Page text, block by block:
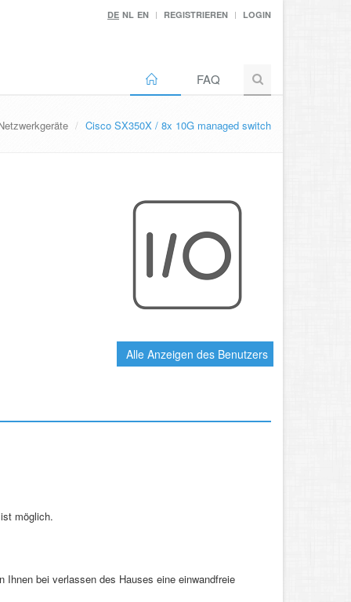
DE NL EN REGISTRIEREN LOGIN
FAQ
Cisco SX350X / 8x 10G managed switch
Alle Anzeigen des Benutzers
möglich.
bei verlassen des Hauses eine einwandfreie